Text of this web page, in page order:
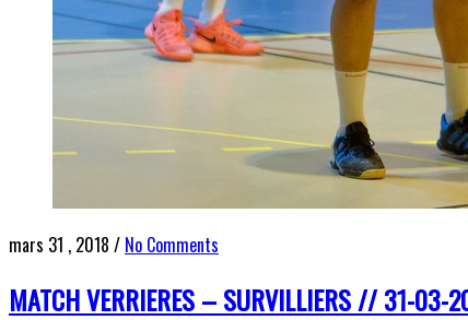
mars 31 , 2018 / No Comments
MATCH VERRIERES – SURVILLIERS // 31-03-